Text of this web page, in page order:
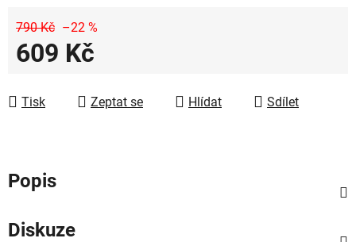
790 Kč –22 %
609 Kč
Tisk
Zeptat se Hlídat Sdílet
Popis
Diskuze